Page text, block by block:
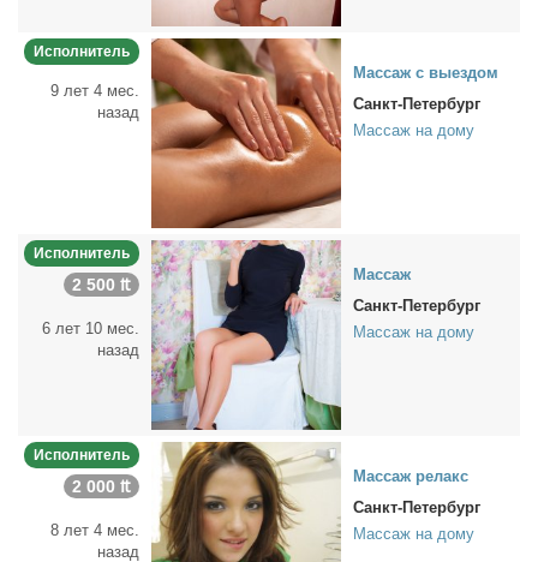
Исполнитель
9 лет 4 мес.
назад
Мас­саж с вы­ез­дом
Санкт-Петербург
Массаж на дому
Исполнитель
2 500 ₶
6 лет 10 мес.
назад
Мас­саж
Санкт-Петербург
Массаж на дому
Исполнитель
2 000 ₶
8 лет 4 мес.
назад
Мас­саж ре­лакс
Санкт-Петербург
Массаж на дому